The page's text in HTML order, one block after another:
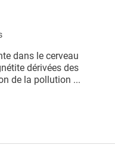
dans le cerveau
dérivées des
de la pollution ...